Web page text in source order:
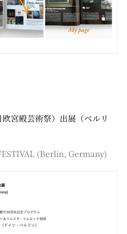
宮殿芸術祭）出展（ベルリ
(Berlin, Germany)